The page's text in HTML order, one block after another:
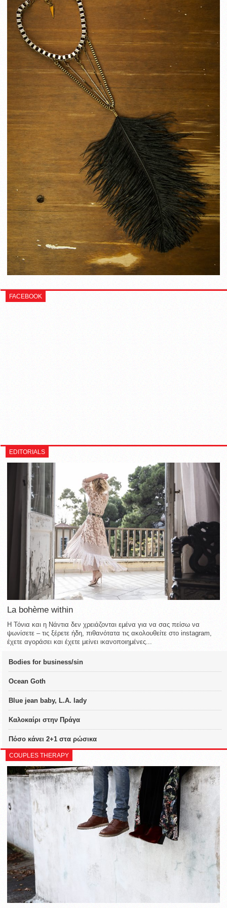
FACEBOOK
EDITORIALS
La bohème within
Η Τόνια και η Νάντια δεν χρειάζονται εμένα για να σας πείσω να
ψωνίσετε – τις ξέρετε ήδη, πιθανότατα τις ακολουθείτε στο instagram,
έχετε αγοράσει και έχετε μείνει ικανοποιημένες...
Bodies for business/sin
Ocean Goth
Blue jean baby, L.A. lady
Καλοκαίρι στην Πράγα
Πόσο κάνει 2+1 στα ρώσικα
COUPLES THERAPY